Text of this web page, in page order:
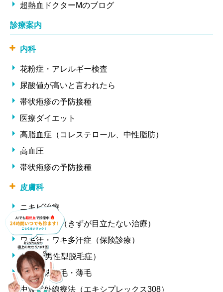
超熱血ドクターMのブログ
診療案内
内科
花粉症・アレルギー検査
尿酸値が高いと言われたら
帯状疱疹の予防接種
医療ダイエット
高脂血症（コレステロール、中性脂肪）
高血圧
帯状疱疹の予防接種
皮膚科
ニキビ治療
ほくろ除去（きずが目立たない治療）
ワキ汗・ワキ多汗症（保険診療）
AGA（男性型脱毛症）
女性の抜け毛・薄毛
中波紫外線療法（エキシプレックス308）